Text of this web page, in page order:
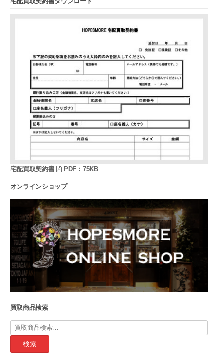
宅配買取契約書 PDF：75KB
オンラインショップ
買取商品検索
検
索
果: